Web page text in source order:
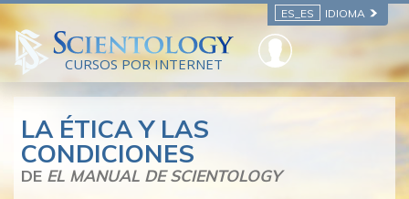
ES_ES IDIOMA
CURSOS POR INTERNET
LA ÉTICA Y LAS
CONDICIONES
DE EL MANUAL DE SCIENTOLOGY